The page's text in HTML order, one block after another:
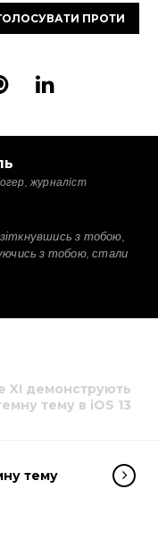
ПРОТИ
журналіст
з тобою,
з тобою, стали
XI демонструють
тему в iOS 13
тему